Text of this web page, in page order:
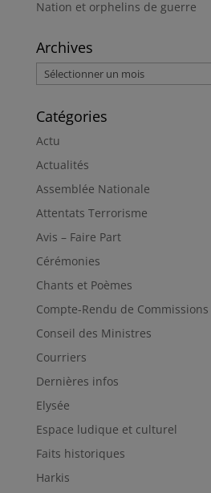
Nation et orphelins de guerre
Archives
Archives
Catégories
Actu
Actualités
Assemblée Nationale
Attentats Terrorisme
Avis – Faire Part
Cérémonies
Chants et Poèmes
Compte-Rendu de Commissions
Conseil des Ministres
Courriers
Dernières infos
Elysée
Espace ludique et culturel
Faits historiques
Harkis